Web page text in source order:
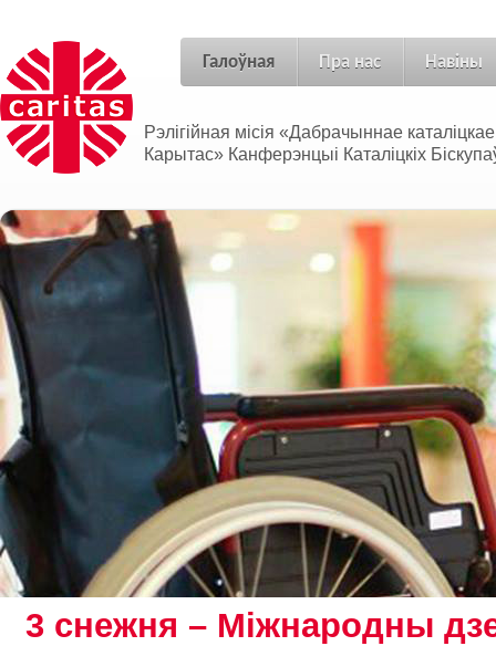
Галоўная Пра нас Навіны
Рэлігійная місія «Дабрачыннае
Карытас» Канферэнцыі Каталіцкіх
3 снежня – Міжнародны